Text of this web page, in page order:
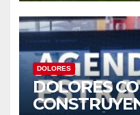
DOLORES
DOLORES